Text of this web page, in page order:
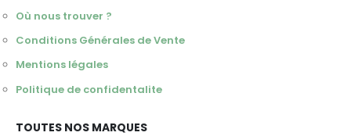
Où nous trouver ?
Conditions Générales de Vente
Mentions légales
Politique de confidentalite
TOUTES NOS MARQUES